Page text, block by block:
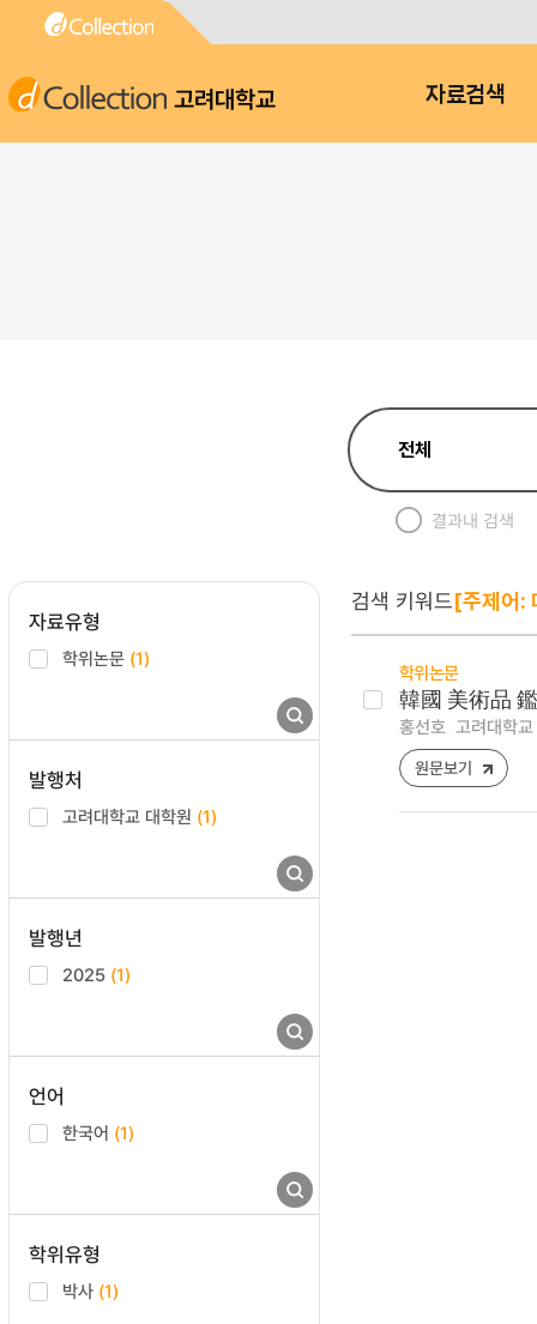
고려대학교 자료검색
결과내 검색
자료유형
학위논문 (1)
발행처
고려대학교 대학원 (1)
발행년
2025 (1)
언어
한국어 (1)
학위유형
박사 (1)
검색 키워드[주제어:
학위논문
韓國 美術品
홍선호 고려대학
원문보기